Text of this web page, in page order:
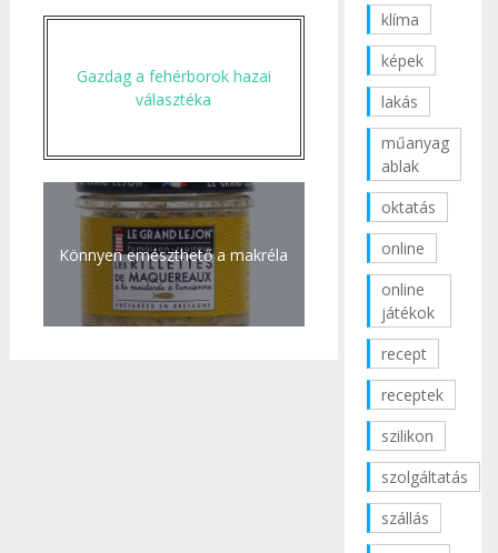
Gazdag a fehérborok hazai
választéka
Könnyen emészthető a makréla
klíma
képek
lakás
műanyag
ablak
oktatás
online
online
játékok
recept
receptek
szilikon
szolgáltatás
szállás